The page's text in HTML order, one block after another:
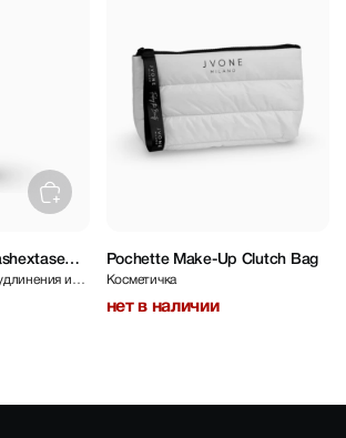
и
Pochette Make-Up Clutch Bag
Косметичка
нет в наличии